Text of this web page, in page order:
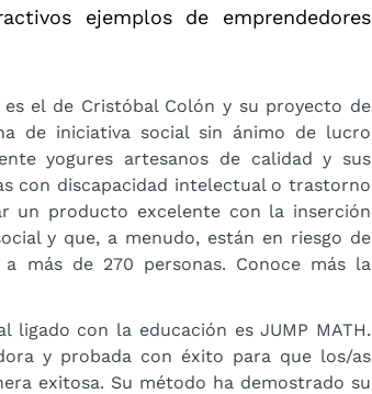
ejemplos de emprendedores
el de Cristóbal Colón y su proyecto de
de iniciativa social sin ánimo de lucro
yogures artesanos de calidad y sus
con discapacidad intelectual o trastorno
un producto excelente con la inserción
y que, a menudo, están en riesgo de
más de 270 personas. Conoce más la
con la educación es JUMP MATH.
y probada con éxito para que los/as
exitosa. Su método ha demostrado su